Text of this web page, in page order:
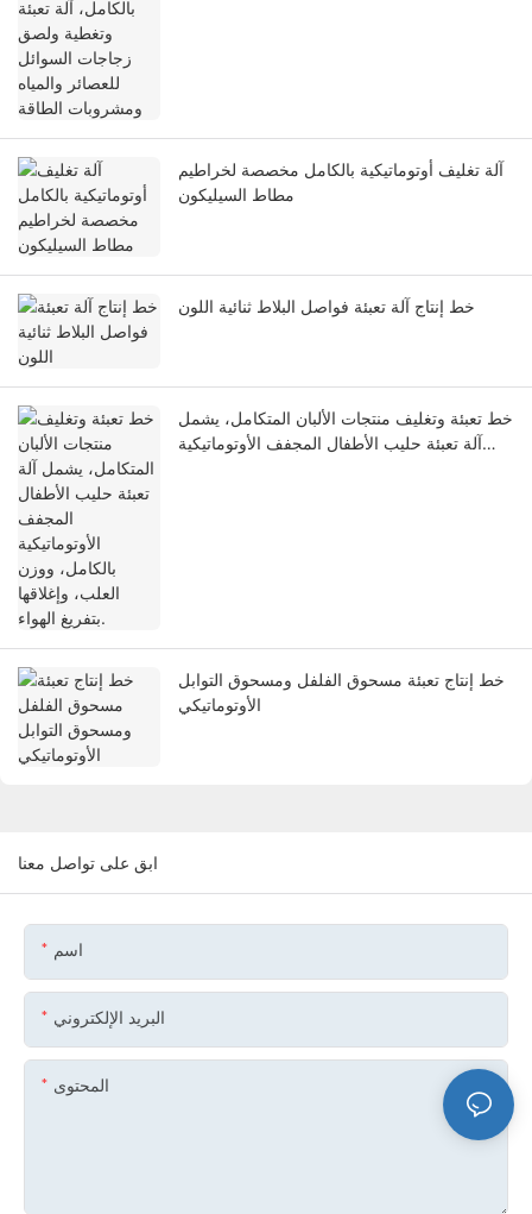
آلة تغليف أوتوماتيكية بالكامل مخصصة لخراطيم
مطاط السيليكون
خط إنتاج آلة تعبئة فواصل البلاط ثنائية اللون
خط تعبئة وتغليف منتجات الألبان المتكامل، يشمل
آلة تعبئة حليب الأطفال المجفف الأوتوماتيكية
خط إنتاج تعبئة مسحوق الفلفل ومسحوق التوابل
الأوتوماتيكي
ابق على تواصل معنا
اسم
البريد الإلكتروني
المحتوى